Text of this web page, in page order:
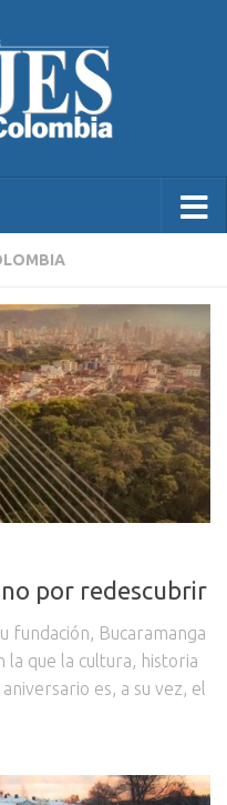
por redescubrir
fundación, Bucaramanga
que la cultura, historia
es, a su vez, el